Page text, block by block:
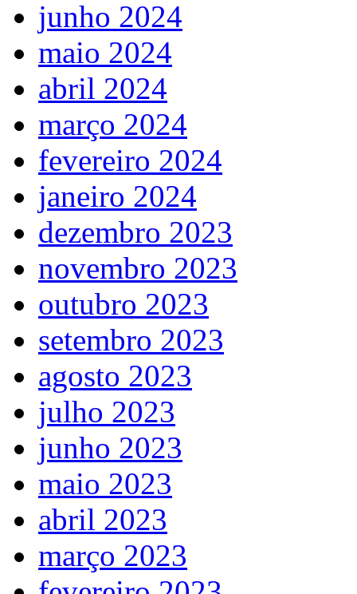
junho 2024
maio 2024
abril 2024
março 2024
fevereiro 2024
janeiro 2024
dezembro 2023
novembro 2023
outubro 2023
setembro 2023
agosto 2023
julho 2023
junho 2023
maio 2023
abril 2023
março 2023